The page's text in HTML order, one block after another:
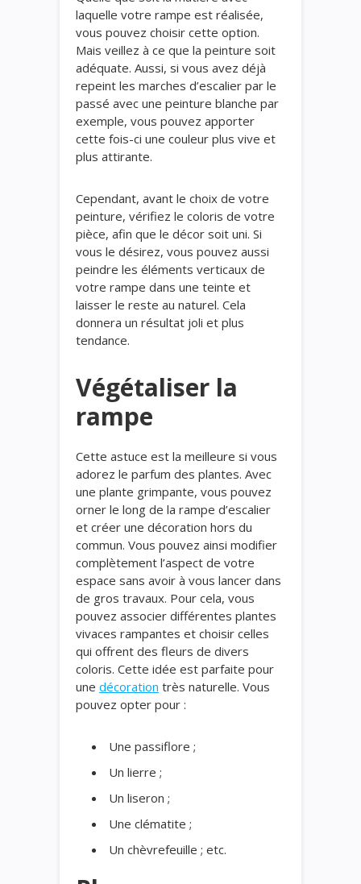
laquelle votre rampe est réalisée,
vous pouvez choisir cette option.
Mais veillez à ce que la peinture soit
adéquate. Aussi, si vous avez déjà
repeint les marches d’escalier par le
passé avec une peinture blanche par
exemple, vous pouvez apporter
cette fois-ci une couleur plus vive et
plus attirante.
Cependant, avant le choix de votre
peinture, vérifiez le coloris de votre
pièce, afin que le décor soit uni. Si
vous le désirez, vous pouvez aussi
peindre les éléments verticaux de
votre rampe dans une teinte et
laisser le reste au naturel. Cela
donnera un résultat joli et plus
tendance.
Végétaliser la
rampe
Cette astuce est la meilleure si vous
adorez le parfum des plantes. Avec
une plante grimpante, vous pouvez
orner le long de la rampe d’escalier
et créer une décoration hors du
commun. Vous pouvez ainsi modifier
complètement l’aspect de votre
espace sans avoir à vous lancer dans
de gros travaux. Pour cela, vous
pouvez associer différentes plantes
vivaces rampantes et choisir celles
qui offrent des fleurs de divers
coloris. Cette idée est parfaite pour
une décoration très naturelle. Vous
pouvez opter pour :
Une passiflore ;
Un lierre ;
Un liseron ;
Une clématite ;
Un chèvrefeuille ; etc.